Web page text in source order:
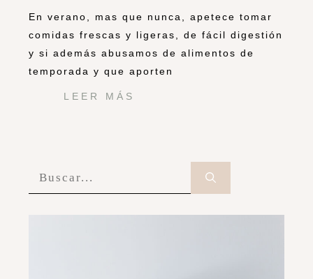
En verano, mas que nunca, apetece tomar
comidas frescas y ligeras, de fácil digestión
y si además abusamos de alimentos de
temporada y que aporten
LEER MÁS